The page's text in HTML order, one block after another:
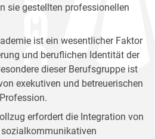
sie gestellten professionellen
ist ein wesentlicher Faktor
und beruflichen Identität der
dieser Berufsgruppe ist
exekutiven und betreuerischen
erfordert die Integration von
sozialkommunikativen